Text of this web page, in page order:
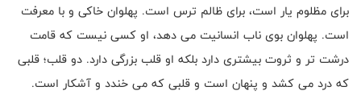
برای مظلوم یار است، برای ظالم ترس است. پهلوان خاکی و با معرفت
است. پهلوان بوی ناب انسانیت می دهد، او کسی نیست که قامت
درشت تر و ثروت بیشتری دارد بلکه او قلب بزرگی دارد. دو قلب؛ قلبی
که درد می کشد و پنهان است و قلبی که می خندد و آشکار است.